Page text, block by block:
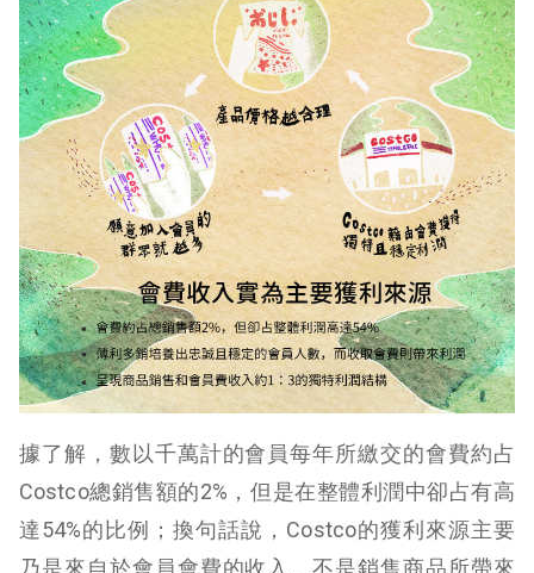
據了解，數以千萬計的會員每年所繳交的會費約占
Costco總銷售額的2%，但是在整體利潤中卻占有高
達54%的比例；換句話說，Costco的獲利來源主要
乃是來自於會員會費的收入、不是銷售商品所帶來